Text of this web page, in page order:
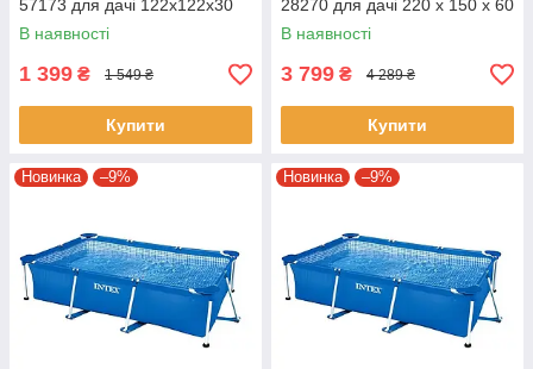
57173 для дачі 122х122х30
см на 380 л блакитний
В наявності
1 399 ₴ 1 549 ₴
Купити
28270 для дачі 220 x 150 x 60
см на 1662 л синій
В наявності
3 799 ₴ 4 289 ₴
Купити
Новинка –9% Новинка –9%